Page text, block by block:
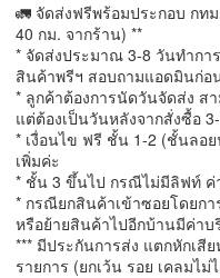
🚛 จัดส่งฟรีพร้อมประกอบ ก
40 กม. จากร้าน) **
* จัดส่งประมาณ 3-8 วันทำกา
สินค้าพรีฯ สอบถามแอดมินก่อ
* ลูกค้าต้องการนัดวันจัดส่ง ส
แต่ต้องเป็นวันหลังจากสั่งซื้อ
* เงื่อนไข ฟรี ชั้น 1-2 (ชั้นลอ
เพิ่มค่ะ
* ชั้น 3 ขึ้นไป กรณีไม่มีลิฟท์ ค่
* กรณียกสินค้าเข้าซอยโดยกา
หรือย้ายสินค้าไปอีกบ้านมีค่าบ
*** มีประกันการส่ง แตกหักเสี
รายการ (ยกเว้น รอย เคลมไม่